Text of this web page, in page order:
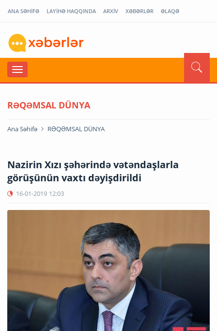
ANA SƏHİFƏ LAYİHƏ HAQQINDA ARXİV XƏBƏRLƏR ƏLAQƏ
RƏQƏMSAL DÜNYA
Ana Səhifə RƏQƏMSAL DÜNYA
Nazirin Xızı şəhərində vətəndaşlarla
görüşünün vaxtı dəyişdirildi
16-01-2019 12:03